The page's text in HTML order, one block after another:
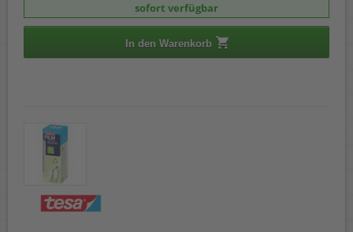
sofort verfügbar
In den Warenkorb